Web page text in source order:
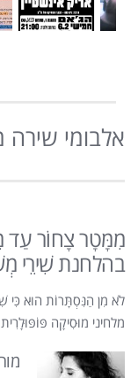
אלבומי שירה
מִמָּטָר צָחוֹר
בהלחנת שִׁירֵי
לֹא מִן הַנִּסְתָּרוֹת הוּא כִּי
מלחיני מוּסִיקָה